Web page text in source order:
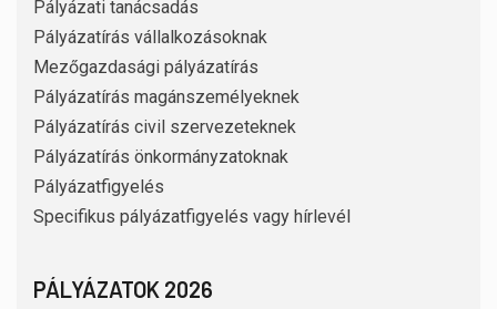
Pályázati tanácsadás
Pályázatírás vállalkozásoknak
Mezőgazdasági pályázatírás
Pályázatírás magánszemélyeknek
Pályázatírás civil szervezeteknek
Pályázatírás önkormányzatoknak
Pályázatfigyelés
Specifikus pályázatfigyelés vagy hírlevél
PÁLYÁZATOK 2026